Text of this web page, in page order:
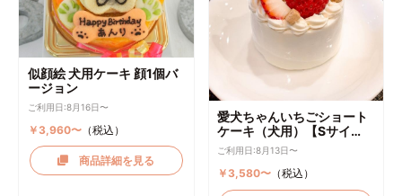
似顔絵 犬用ケーキ 顔1個バ
ージョン
ご利用日:8月16日〜
￥3,960〜（税込）
商品詳細を見る
愛犬ちゃんいちごショート
ケーキ（犬用）【Sサイ
ズ】
ご利用日:8月13日〜
￥3,580〜 （税込）